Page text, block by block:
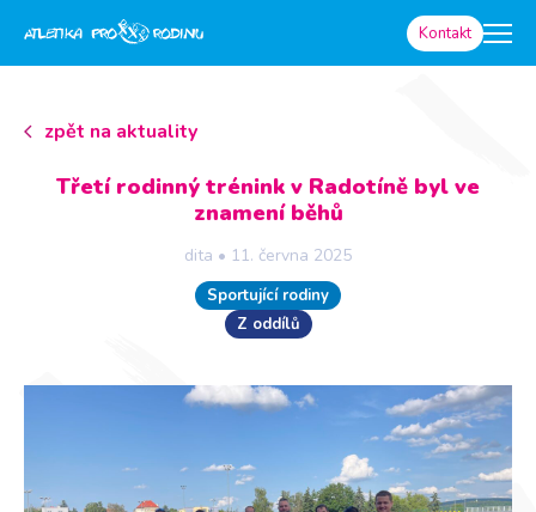
Kontakt
zpět na aktuality
Třetí rodinný trénink v Radotíně byl ve
znamení běhů
dita • 11. června 2025
Sportující rodiny
Z oddílů